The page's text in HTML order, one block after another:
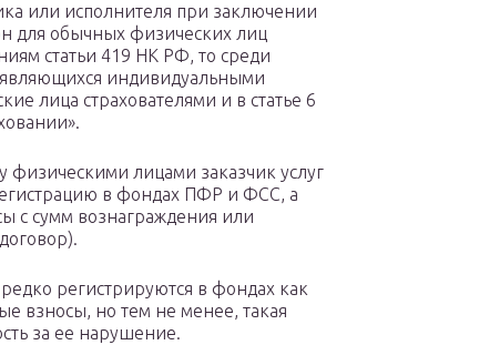
или исполнителя при заключении
для обычных физических лиц
статьи 419 НК РФ, то среди
индивидуальными
лица страхователями и в статье 6
физическими лицами заказчик услуг
в фондах ПФР и ФСС, а
с сумм вознаграждения или
регистрируются в фондах как
взносы, но тем не менее, такая
за ее нарушение.